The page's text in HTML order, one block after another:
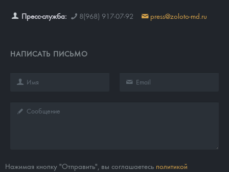
Пресс-служба: 8(968) 917-07-92 press@zoloto-md.ru
НАПИСАТЬ ПИСЬМО
Нажимая кнопку "Отправить", вы соглашаетесь политикой